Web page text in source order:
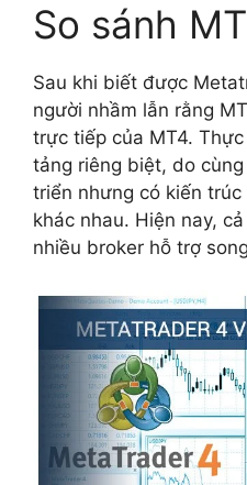
So sánh
Sau khi biết được
người nhầm lẫn rằng
trực tiếp của MT4.
tảng riêng biệt, do
triển nhưng có kiến
khác nhau. Hiện nay,
nhiều broker hỗ trợ